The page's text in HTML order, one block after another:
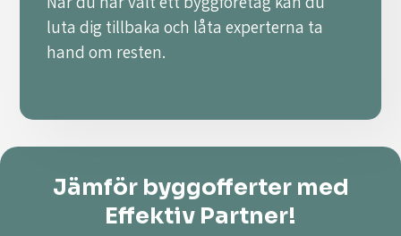
luta dig tillbaka och låta experterna ta
hand om resten.
Jämför byggofferter med
Effektiv Partner!